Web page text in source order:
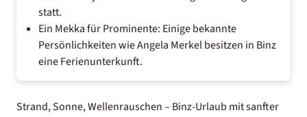
statt.
Ein Mekka für Prominente: Einige bekannte
Persönlichkeiten wie Angela Merkel besitzen in Binz
eine Ferienunterkunft.
Strand, Sonne, Wellenrauschen – Binz-Urlaub mit sanfter